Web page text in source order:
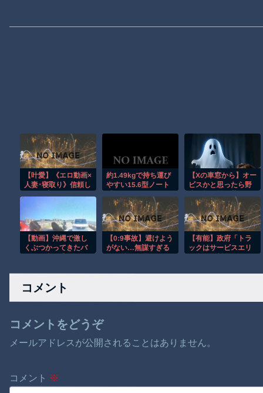
【叶愛】《エロ動画×
人妻･寝取り》信頼し
て秘密の快楽に溺れ
ていく妻
約1.49kgで持ち運び
やすい15.6型ノート
【Xの車窓から】オー
ビスかと思ったら野
か
【動画】沖縄で激し
くぶつかってきたバ
【0:9事故】避けよう
がない…無謀すぎる
【有能】政府「トラ
ックはサービスエリ
題解決じゃね？」
コメント
コメントをどうぞ
メールアドレスが公開されることはありません。
コメント ※